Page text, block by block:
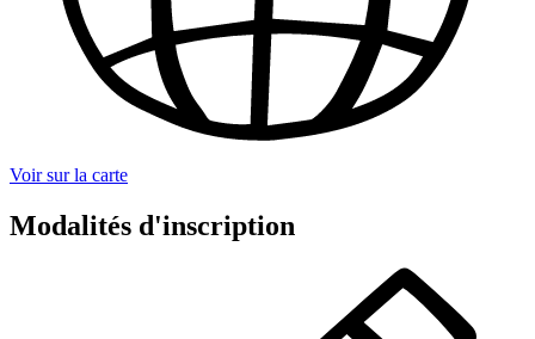
Voir sur la carte
Modalités d'inscription